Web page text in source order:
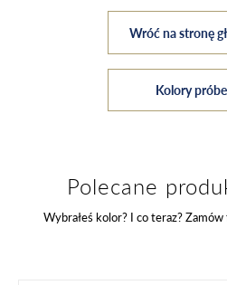
Wróć na stronę
Kolory
Polecane
Wybrałeś kolor? I co teraz?